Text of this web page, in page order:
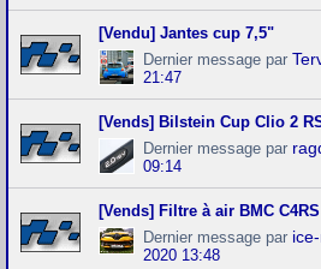
[Vendu] Jantes cup 7,5"
Dernier message par
21:47
[Vends] Bilstein Cup Clio 2
Dernier message par
09:14
[Vends] Filtre à air BMC C4RS
Dernier message par
2020 13:48